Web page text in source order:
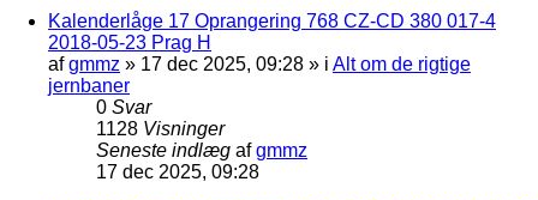
Kalenderlåge 17 Oprangering 768 CZ-CD 380 017-4
2018-05-23 Prag H
afgmmz » 17 dec 2025, 09:28 » i Alt om de rigtige
jernbaner
0 Svar
1128 Visninger
Seneste indlæg afgmmz
17 dec 2025, 09:28